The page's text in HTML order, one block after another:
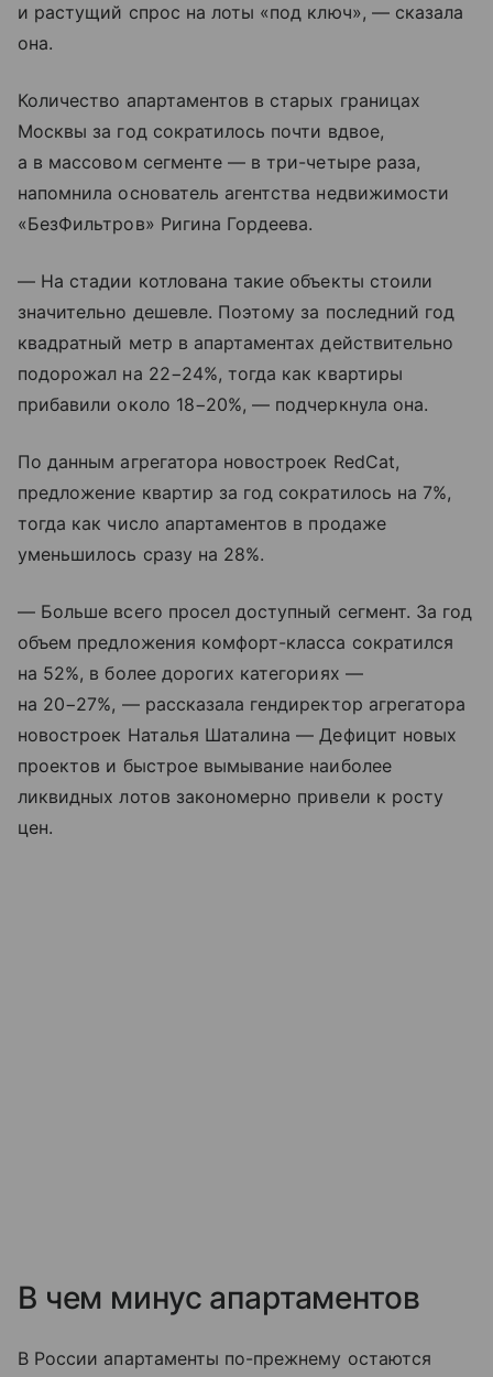
и растущий спрос на лоты «под ключ», — сказала
она.
Количество апартаментов в старых границах
Москвы за год сократилось почти вдвое,
а в массовом сегменте — в три-четыре раза,
напомнила основатель агентства недвижимости
«БезФильтров» Ригина Гордеева.
— На стадии котлована такие объекты стоили
значительно дешевле. Поэтому за последний год
квадратный метр в апартаментах действительно
подорожал на 22−24%, тогда как квартиры
прибавили около 18−20%, — подчеркнула она.
По данным агрегатора новостроек RedCat,
предложение квартир за год сократилось на 7%,
тогда как число апартаментов в продаже
уменьшилось сразу на 28%.
— Больше всего просел доступный сегмент. За год
объем предложения комфорт-класса сократился
на 52%, в более дорогих категориях —
на 20−27%, — рассказала гендиректор агрегатора
новостроек Наталья Шаталина — Дефицит новых
проектов и быстрое вымывание наиболее
ликвидных лотов закономерно привели к росту
цен.
В чем минус апартаментов
В России апартаменты по-прежнему остаются